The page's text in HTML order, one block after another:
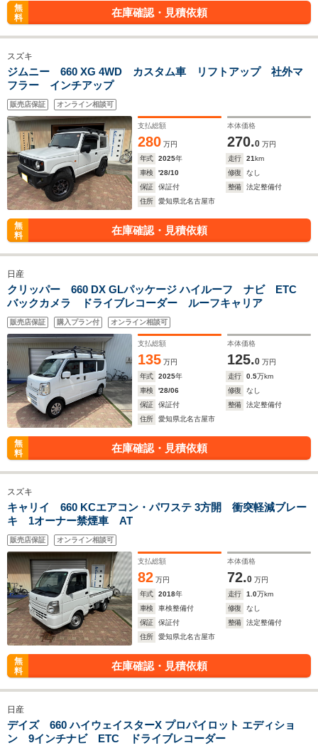
無
料
在庫確認・見積依頼
スズキ
ジムニー 660 XG 4WD カスタム車 リフトアップ 社外マ
フラー インチアップ
販売店保証 オンライン相談可
支払総額
280 万円
本体価格
270.0 万円
年式
2025年 走行 21km
車検
'28/10 修復
なし
保証
保証付 整備
法定整備付
住所
愛知県北名古屋市
無
料
在庫確認・見積依頼
日産
クリッパー 660 DX GLパッケージ ハイルーフ ナビ ETC
バックカメラ ドライブレコーダー ルーフキャリア
販売店保証 購入プラン付 オンライン相談可
支払総額
135 万円
本体価格
125.0 万円
年式
2025年 走行 0.5万km
車検
'28/06 修復
なし
保証
保証付 整備
法定整備付
住所
愛知県北名古屋市
無
料
在庫確認・見積依頼
スズキ
キャリイ 660 KCエアコン・パワステ 3方開 衝突軽減ブレー
キ 1オーナー禁煙車 AT
販売店保証 オンライン相談可
支払総額
82 万円
本体価格
72.0 万円
年式
2018年 走行 1.0万km
車検
車検整備付 修復
なし
保証
保証付 整備
法定整備付
住所
愛知県北名古屋市
無
料
在庫確認・見積依頼
日産
デイズ 660 ハイウェイスターX プロパイロット エディショ
ン 9インチナビ ETC ドライブレコーダー